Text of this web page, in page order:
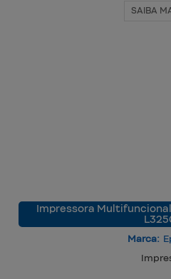
SAIBA
Impressora Multifuncional
Marca: